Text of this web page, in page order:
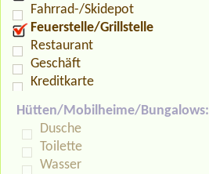
Fahrrad-/Skidepot
Feuerstelle/Grillstelle
Restaurant
Geschäft
Kreditkarte
Hütten/Mobilheime/Bungalows:
Dusche
Toilette
Wasser